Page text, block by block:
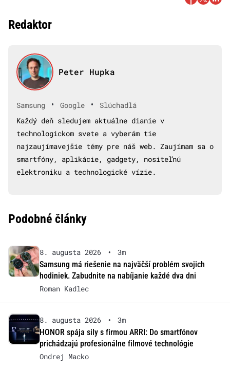
Redaktor
Peter Hupka
Samsung • Google •
Slúchadlá
Každý deň sledujem aktuálne dianie v
technologickom svete a vyberám tie
najzaujímavejšie témy pre náš web. Zaujímam sa o
smartfóny, aplikácie, gadgety, nositeľnú
elektroniku a technologické vízie.
Podobné články
8. augusta 2026 •
3m
Samsung má riešenie na najväčší problém svojich
hodiniek. Zabudnite na nabíjanie každé dva dni
Roman Kadlec
8. augusta 2026 •
3m
HONOR spája sily s firmou ARRI: Do smartfónov
prichádzajú profesionálne filmové technológie
Ondrej Macko